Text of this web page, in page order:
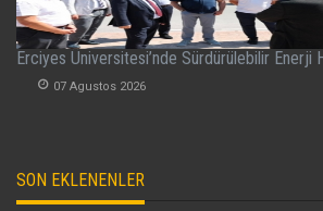
Erciyes Üniversitesi’nde Sürdürülebilir Enerji
07 Agustos 2026
SON EKLENENLER